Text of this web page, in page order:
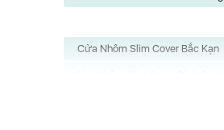
Cửa Nhôm Slim Cover Bắc Kạn